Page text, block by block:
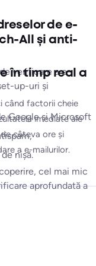
de e-
All și anti-
verificare a e-
up-uri și
Google și Microsoft
nișă.
cel mai mic
aprofundată a
în timp real a
când factorii cheie
imediate ale
câteva ore și
a e-mailurilor.